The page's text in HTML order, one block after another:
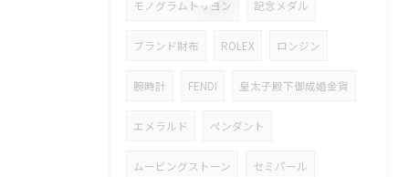
モノグラムトリヨン 記念メダル
ブランド財布 ROLEX ロンジン
腕時計 FENDI 皇太子殿下御成婚金貨
エメラルド ペンダント
ムービングストーン セミパール